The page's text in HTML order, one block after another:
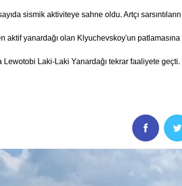
sismik aktiviteye sahne oldu. Artçı
aktif yanardağı olan Klyuchevskoy'un
Lewotobi Laki-Laki Yanardağı tekrar faaliyete geçti.